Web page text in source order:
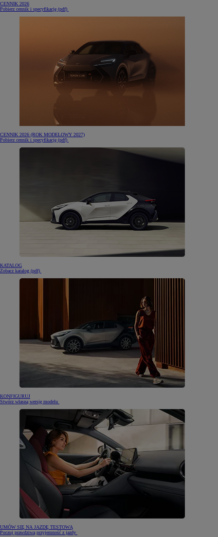
CENNIK 2026
Pobierz cennik i specyfikację (pdf)
CENNIK 2026 (ROK MODELOWY 2027)
Pobierz cennik i specyfikację (pdf)
KATALOG
Zobacz katalog (pdf)
KONFIGURUJ
Stwórz własną wersję modelu
UMÓW SIĘ NA JAZDĘ TESTOWĄ
Poczuj prawdziwą przyjemność z jazdy